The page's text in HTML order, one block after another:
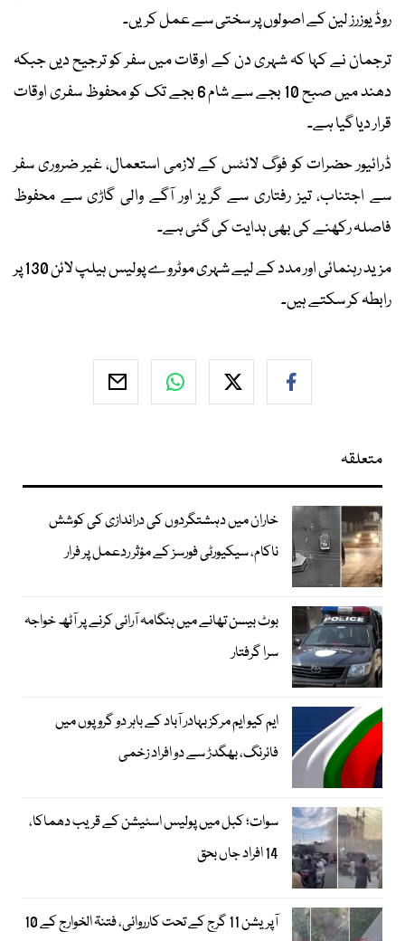
روڈ یوزرز لین کے اصولوں پر سختی سے عمل کریں۔
ترجمان نے کہا کہ شہری دن کے اوقات میں سفر کو ترجیح دیں جبکہ
دھند میں صبح 10 بجے سے شام 6 بجے تک کو محفوظ سفری اوقات
قرار دیا گیا ہے۔
ڈرائیور حضرات کو فوگ لائٹس کے لازمی استعمال، غیر ضروری سفر
سے اجتناب، تیز رفتاری سے گریز اور آگے والی گاڑی سے محفوظ
فاصلہ رکھنے کی بھی ہدایت کی گئی ہے۔
مزید رہنمائی اور مدد کے لیے شہری موٹروے پولیس ہیلپ لائن 130 پر
رابطہ کر سکتے ہیں۔
متعلقہ
خاران میں دہشتگردوں کی دراندازی کی کوشش
ناکام، سیکیورٹی فورسز کے مؤثر ردعمل پر فرار
بوٹ بیسن تھانے میں ہنگامہ آرائی کرنے پر آٹھ خواجہ
سرا گرفتار
ایم کیو ایم مرکز بہادر آباد کے باہر دو گروپوں میں
فائرنگ، بھگدڑ سے دو افراد زخمی
سوات؛ کبل میں پولیس اسٹیشن کے قریب دھماکا،
14 افراد جاں بحق
آپریشن 11 گرج کے تحت کارروائی، فتنۃ الخوارج کے 10